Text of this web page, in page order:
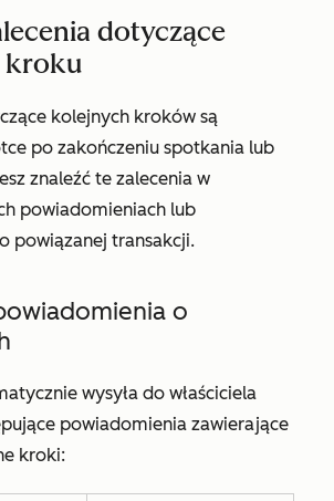
dotyczące
kroku
kolejnych kroków są
po zakończeniu spotkania lub
znaleźć te zalecenia w
powiadomieniach lub
powiązanej transakcji.
o
wysyła do właściciela
powiadomienia zawierające
kroki: